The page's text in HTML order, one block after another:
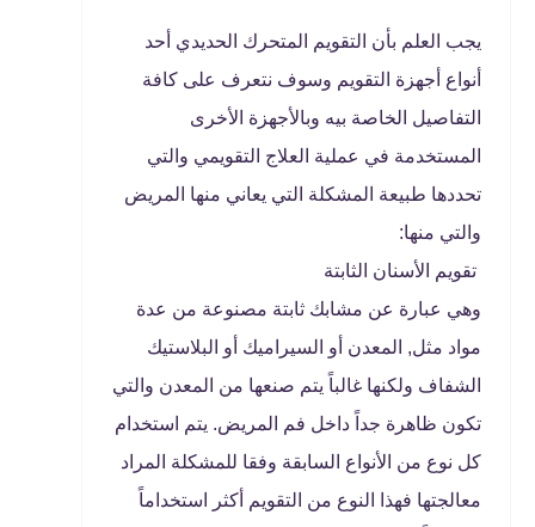
يجب العلم بأن التقويم المتحرك الحديدي أحد
أنواع أجهزة التقويم وسوف نتعرف على كافة
التفاصيل الخاصة بيه وبالأجهزة الأخرى
المستخدمة في عملية العلاج التقويمي والتي
تحددها طبيعة المشكلة التي يعاني منها المريض
والتي منها:
تقويم الأسنان الثابتة
وهي عبارة عن مشابك ثابتة مصنوعة من عدة
مواد مثل, المعدن أو السيراميك أو البلاستيك
الشفاف ولكنها غالباً يتم صنعها من المعدن والتي
تكون ظاهرة جداً داخل فم المريض. يتم استخدام
كل نوع من الأنواع السابقة وفقا للمشكلة المراد
معالجتها فهذا النوع من التقويم أكثر استخداماً